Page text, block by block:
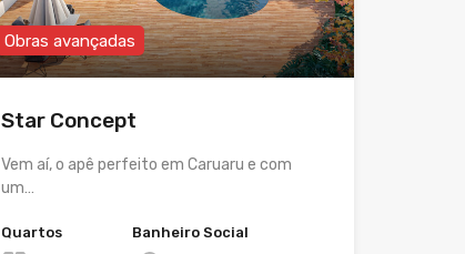
Obras avançadas
Star Concept
Vem aí, o apê perfeito em Caruaru e com
um…
Quartos
Banheiro Social